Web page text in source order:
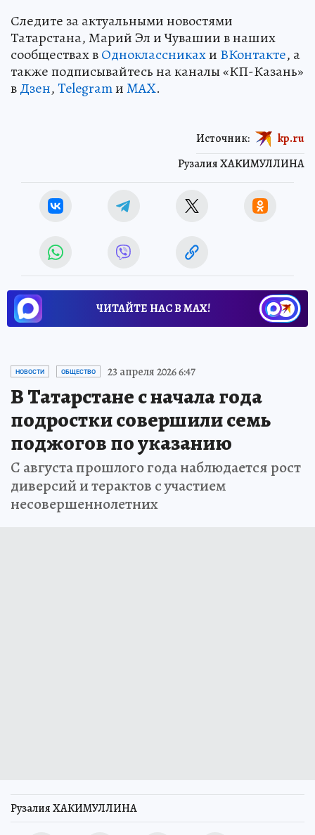
Следите за актуальными новостями
Татарстана, Марий Эл и Чувашии в наших
сообществах вОдноклассникахи ВКонтакте, а
также подписывайтесь на каналы «КП-Казань»
вДзен,TelegramиMAX.
Рузалия ХАКИМУЛЛИНА
Источник: kp.ru
ЧИТАЙТЕ НАС В МАХ!
НОВОСТИ ОБЩЕСТВО 23 апреля 2026 6:47
В Татарстане с начала года
подростки совершили семь
поджогов по указанию
С августа прошлого года наблюдается рост
диверсий и терактов с участием
несовершеннолетних
Рузалия ХАКИМУЛЛИНА